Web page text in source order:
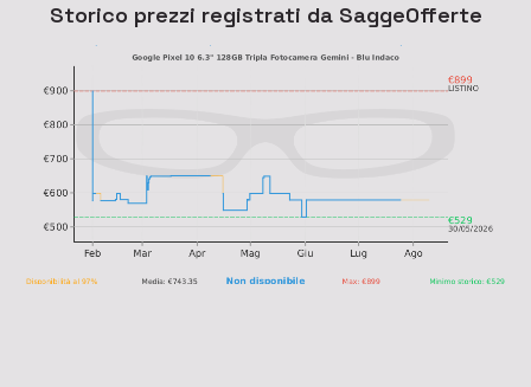
Storico prezzi registrati da SaggeOfferte